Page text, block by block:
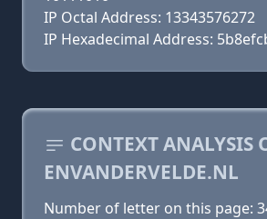
IP Octal Address: 13343576272
IP Hexadecimal Address:
CONTEXT ANALYSIS
ENVANDERVELDE.NL
Number of letter on this page: